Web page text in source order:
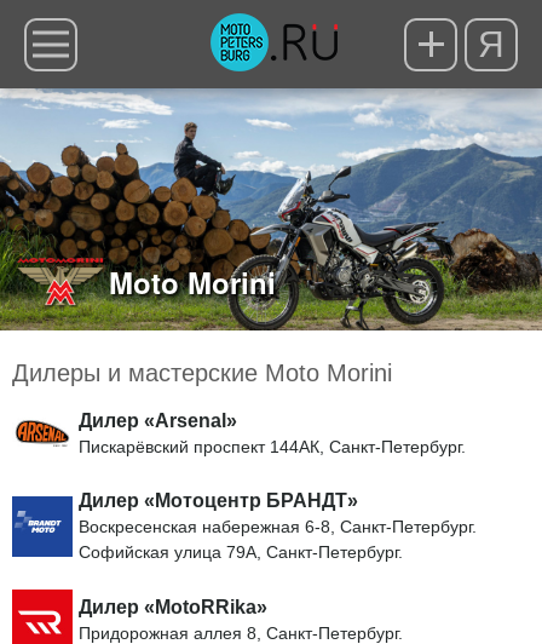
Я
Moto Morini
Дилеры и мастерские Moto Morini
Дилер «Arsenal»
Пискарёвский проспект 144АК, Санкт-Петербург.
Дилер «Мотоцентр БРАНДТ»
Воскресенская набережная 6-8, Санкт-Петербург.
Софийская улица 79А, Санкт-Петербург.
Дилер «MotoRRika»
Придорожная аллея 8, Санкт-Петербург.